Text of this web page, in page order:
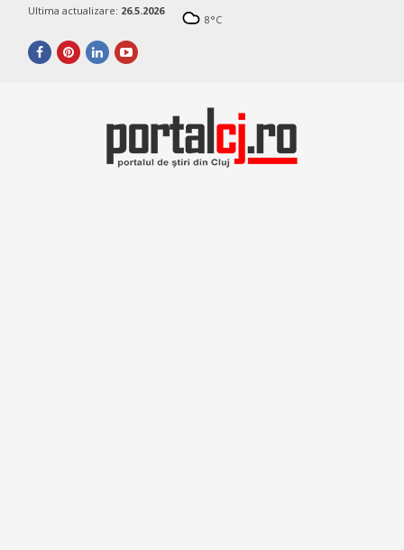
Ultima actualizare: 26.5.2026
8°C